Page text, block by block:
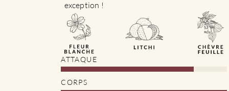
exception !
ATTAQUE
CORPS